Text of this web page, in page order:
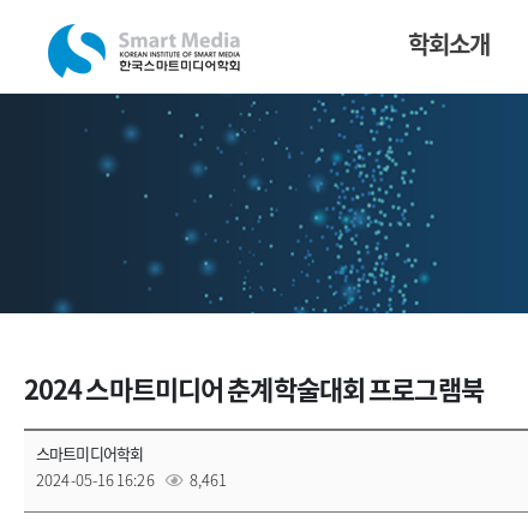
학회소개
2024 스마트미디어 춘계학술대회 프로그램북
스마트미디어학회
2024-05-16 16:26
8,461